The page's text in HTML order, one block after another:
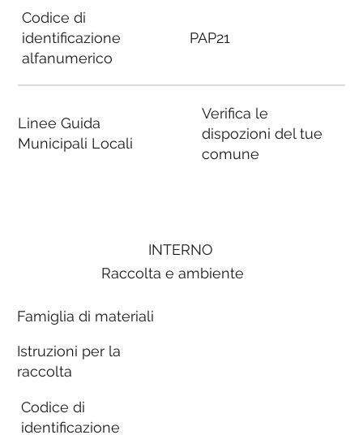
Codice di
identificazione
alfanumerico
Linee Guida
Municipali Locali
PAP21
Verifica le
dispozioni del tue
comune
INTERNO
Raccolta e ambiente
Famiglia di materiali
Istruzioni per la
raccolta
Codice di
identificazione